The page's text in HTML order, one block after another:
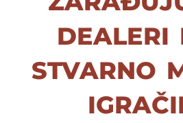
dealeri
stvarno